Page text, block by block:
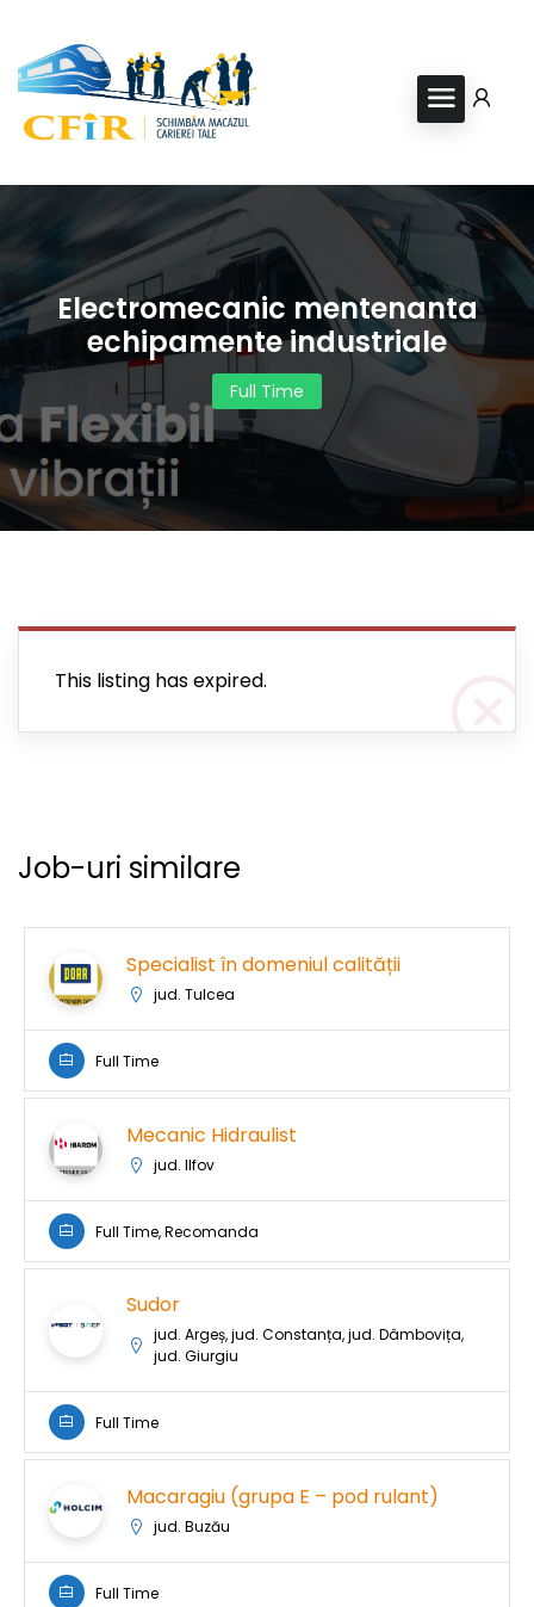
Electromecanic mentenanta
echipamente industriale
Full Time
This listing has expired.
Job-uri similare
Specialist în domeniul calității
jud. Tulcea
Full Time
Mecanic Hidraulist
jud. Ilfov
Full Time, Recomanda
Sudor
jud. Argeș, jud. Constanța, jud. Dâmbovița,
jud. Giurgiu
Full Time
Macaragiu (grupa E – pod rulant)
jud. Buzău
Full Time